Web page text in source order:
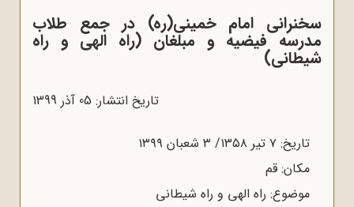
سخنرانی امام خمینی(ره) در جمع طلاب
مدرسه فیضیه و مبلغان (راه الهی و راه
شیطانی)
تاریخ انتشار: 05 آذر 1399
تاریخ: ۷ تیر ۱۳۵۸/ ۳ شعبان ۱۳۹۹
مکان: قم
موضوع: راه الهی و راه شیطانی